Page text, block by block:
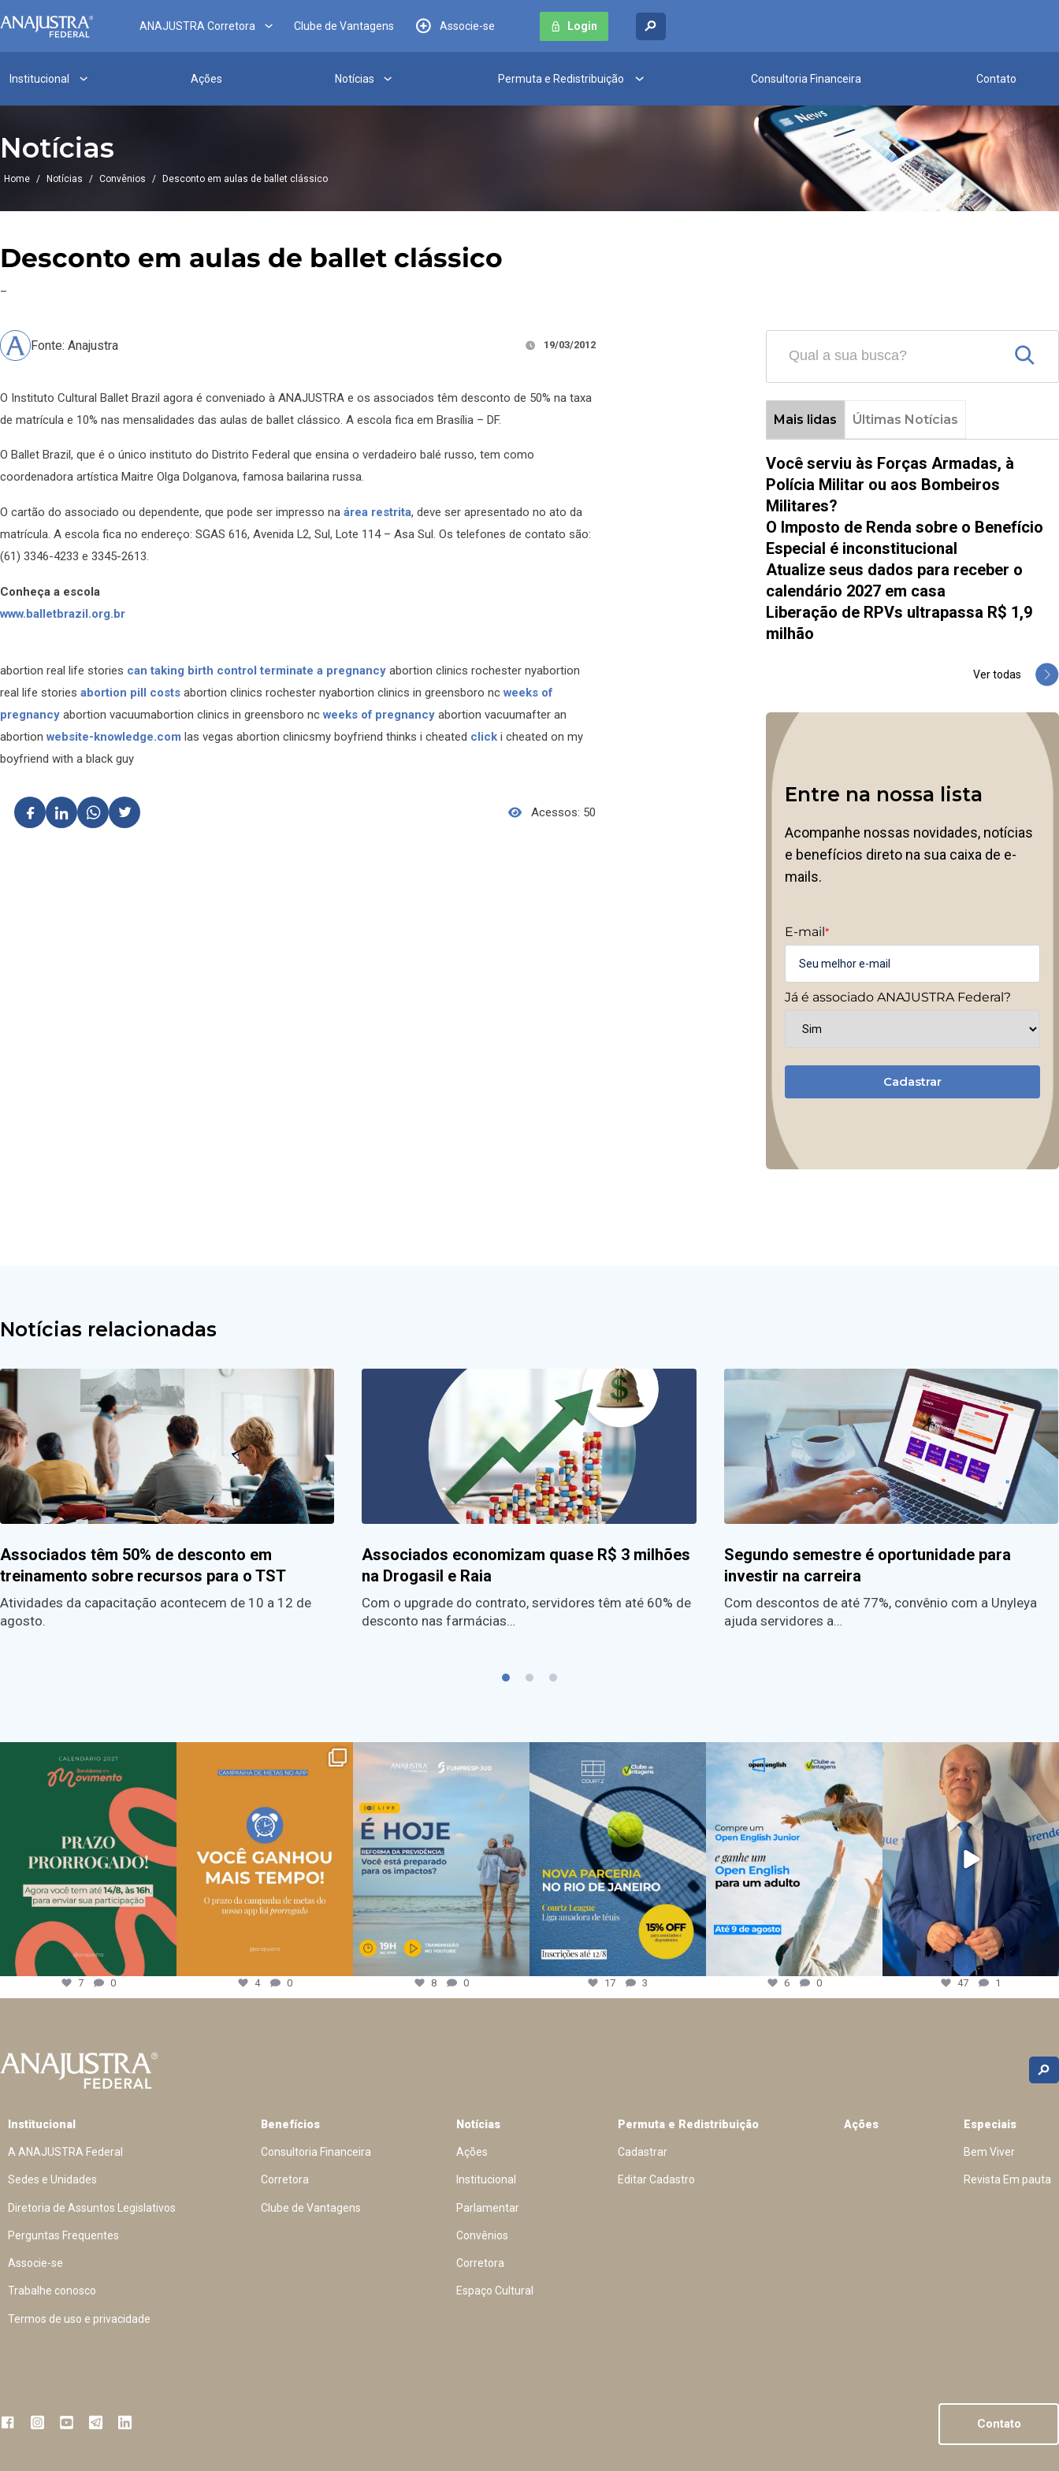
ANAJUSTRA Corretora Clube de Vantagens Associe-se Login
Institucional Ações Notícias Permuta e Redistribuição Consultoria Financeira Contato
Notícias
Home / Notícias / Convênios / Desconto em aulas de ballet clássico
Desconto em aulas de ballet clássico
–
Fonte: Anajustra 19/03/2012
O Instituto Cultural Ballet Brazil agora é conveniado à ANAJUSTRA e os associados têm desconto de 50% na taxa
de matrícula e 10% nas mensalidades das aulas de ballet clássico. A escola fica em Brasília – DF.
O Ballet Brazil, que é o único instituto do Distrito Federal que ensina o verdadeiro balé russo, tem como
coordenadora artística Maitre Olga Dolganova, famosa bailarina russa.
O cartão do associado ou dependente, que pode ser impresso na área restrita, deve ser apresentado no ato da
matrícula. A escola fica no endereço: SGAS 616, Avenida L2, Sul, Lote 114 – Asa Sul. Os telefones de contato são:
(61) 3346-4233 e 3345-2613.
Conheça a escola
www.balletbrazil.org.br
abortion real life stories can taking birth control terminate a pregnancy abortion clinics rochester nyabortion
real life stories abortion pill costs abortion clinics rochester nyabortion clinics in greensboro nc weeks of
pregnancy abortion vacuumabortion clinics in greensboro nc weeks of pregnancy abortion vacuumafter an
abortion website-knowledge.com las vegas abortion clinicsmy boyfriend thinks i cheated click i cheated on my
boyfriend with a black guy
Acessos: 50
Mais lidas Últimas Notícias
Você serviu às Forças Armadas, à
Polícia Militar ou aos Bombeiros
Militares?
O Imposto de Renda sobre o Benefício
Especial é inconstitucional
Atualize seus dados para receber o
calendário 2027 em casa
Liberação de RPVs ultrapassa R$ 1,9
milhão
Ver todas
Entre na nossa lista
Acompanhe nossas novidades, notícias
e benefícios direto na sua caixa de e-
mails.
E-mail *
Já é associado ANAJUSTRA Federal?
Cadastrar
Notícias relacionadas
Associados têm 50% de desconto em
treinamento sobre recursos para o TST
Atividades da capacitação acontecem de 10 a 12 de
agosto.
Associados economizam quase R$ 3 milhões
na Drogasil e Raia
Com o upgrade do contrato, servidores têm até 60% de
desconto nas farmácias…
Segundo semestre é oportunidade para
investir na carreira
Com descontos de até 77%, convênio com a Unyleya
ajuda servidores a…
7 0 4 0 8 0 17 3 6 0 47 1
Institucional
A ANAJUSTRA Federal
Sedes e Unidades
Diretoria de Assuntos Legislativos
Perguntas Frequentes
Associe-se
Trabalhe conosco
Termos de uso e privacidade
Benefícios
Consultoria Financeira
Corretora
Clube de Vantagens
Notícias
Ações
Institucional
Parlamentar
Convênios
Corretora
Espaço Cultural
Permuta e Redistribuição
Cadastrar
Editar Cadastro
Ações Especiais
Bem Viver
Revista Em pauta
Contato